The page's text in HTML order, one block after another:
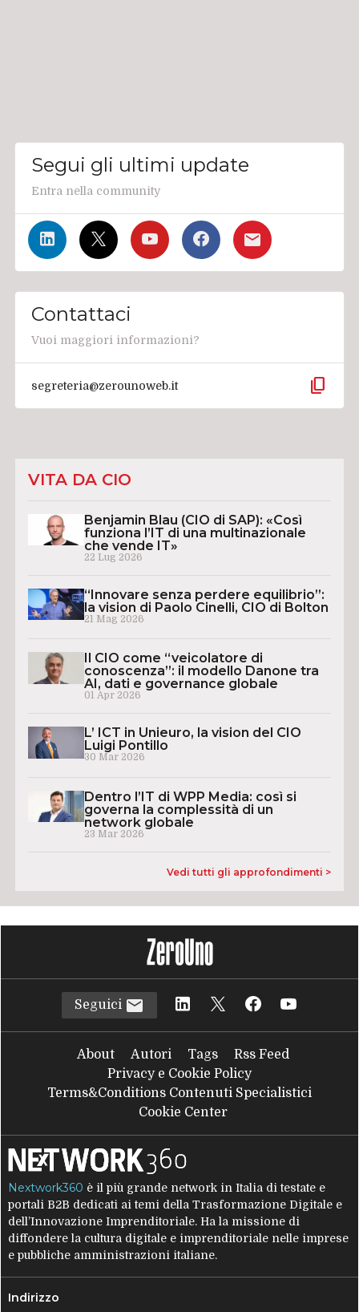
Segui gli ultimi update
Entra nella community
Contattaci
Vuoi maggiori informazioni?
segreteria@zerounoweb.it content_copy
VITA DA CIO
Benjamin Blau (CIO di SAP): «Così
funziona l’IT di una multinazionale
che vende IT»
22 Lug 2026
“Innovare senza perdere equilibrio”:
la vision di Paolo Cinelli, CIO di Bolton
21 Mag 2026
Il CIO come “veicolatore di
conoscenza”: il modello Danone tra
AI, dati e governance globale
01 Apr 2026
L’ ICT in Unieuro, la vision del CIO
Luigi Pontillo
30 Mar 2026
Dentro l’IT di WPP Media: così si
governa la complessità di un
network globale
23 Mar 2026
Vedi tutti gli approfondimenti >
Seguici
About Autori Tags
Rss Feed
Privacy e Cookie Policy
Terms&Conditions Contenuti Specialistici
Cookie Center
Nextwork360 è il più grande network in Italia di testate e
portali B2B dedicati ai temi della Trasformazione Digitale e
dell’Innovazione Imprenditoriale. Ha la missione di
diffondere la cultura digitale e imprenditoriale nelle imprese
e pubbliche amministrazioni italiane.
Indirizzo